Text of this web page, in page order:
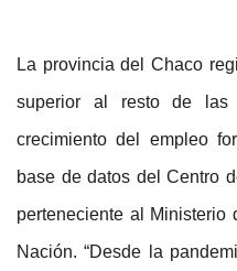
La provincia del Chaco
superior al resto de las
crecimiento del empleo
base de datos del Centro
perteneciente al Ministerio
Nación. “Desde la